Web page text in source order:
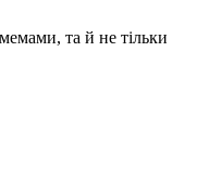
та й не тільки